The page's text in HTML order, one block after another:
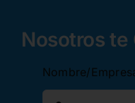
Nosotros
Nombre/